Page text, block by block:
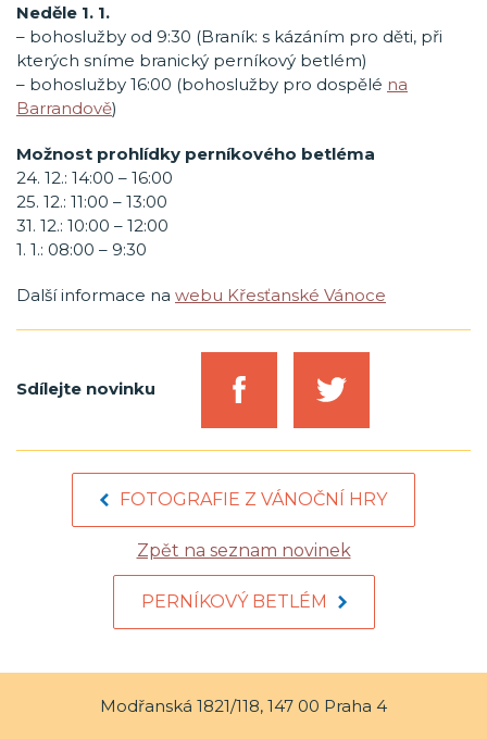
Neděle 1. 1.
– bohoslužby od 9:30 (Braník: s kázáním pro děti, při
kterých sníme branický perníkový betlém)
– bohoslužby 16:00 (bohoslužby pro dospělé na
Barrandově)
Možnost prohlídky perníkového betléma
24. 12.: 14:00 – 16:00
25. 12.: 11:00 – 13:00
31. 12.: 10:00 – 12:00
1. 1.: 08:00 – 9:30
Další informace na webu Křesťanské Vánoce
Sdílejte novinku
FOTOGRAFIE Z VÁNOČNÍ HRY
Zpět na seznam novinek
PERNÍKOVÝ BETLÉM
Modřanská 1821/118, 147 00 Praha 4